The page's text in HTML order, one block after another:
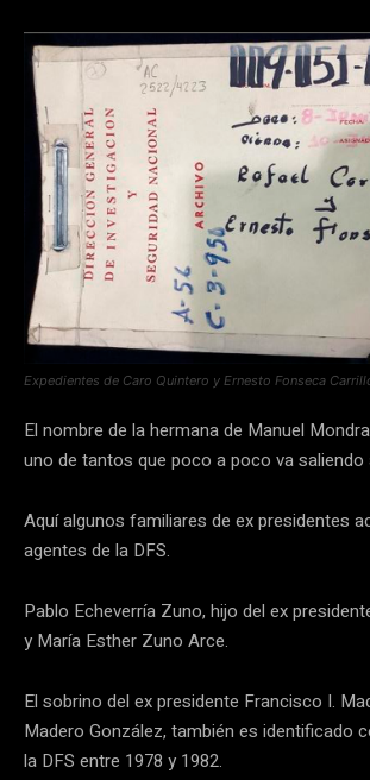
Expedientes de Caro Quintero y Ernesto Fonseca
El nombre de la hermana de Manuel
uno de tantos que poco a poco va saliendo
Aquí algunos familiares de ex presidentes
agentes de la DFS.
Pablo Echeverría Zuno, hijo del ex
y María Esther Zuno Arce.
El sobrino del ex presidente Francisco I.
Madero González, también es identificado
la DFS entre 1978 y 1982.